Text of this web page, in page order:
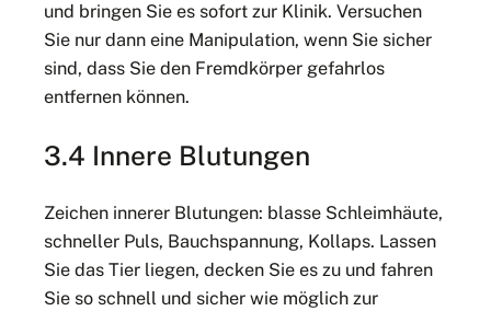
und bringen Sie es sofort zur Klinik. Versuchen
Sie nur dann eine Manipulation, wenn Sie sicher
sind, dass Sie den Fremdkörper gefahrlos
entfernen können.
3.4 Innere Blutungen
Zeichen innerer Blutungen: blasse Schleimhäute,
schneller Puls, Bauchspannung, Kollaps. Lassen
Sie das Tier liegen, decken Sie es zu und fahren
Sie so schnell und sicher wie möglich zur